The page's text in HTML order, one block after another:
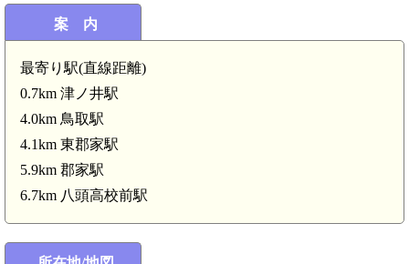
案 内
最寄り駅(直線距離)
0.7km 津ノ井駅
4.0km 鳥取駅
4.1km 東郡家駅
5.9km 郡家駅
6.7km 八頭高校前駅
因幡 伝仙石権兵衛陣(3.9km)
因幡 伝羽柴藤五郎陣(4.1km)
因幡 舞上ノ砦(4.2km)
因幡 高場ノ陣(4.3km)
因幡 本陣山南西陣1(4.7km)